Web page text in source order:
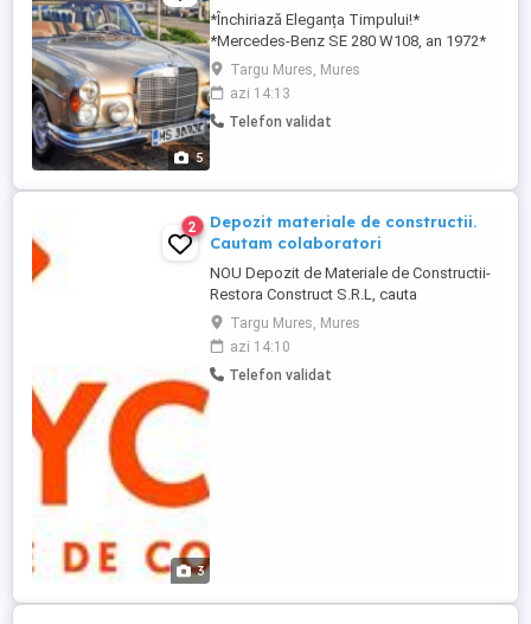
5
*Închiriază Eleganța Timpului!*
*Mercedes-Benz SE 280 W108, an 1972*
Pentru momente care merită să rămână
veșnice!!! Vrei ca evenimentul tău special
să fie cu adevărat memorabil? Alege
rafinamentul unei epoci de aur cu acest
Targu Mures, Mures
azi 14:13
Telefon validat
3
2
Depozit materiale de constructii.
Cautam colaboratori
NOU Depozit de Materiale de Constructii-
Restora Construct S.R.L, cauta
colaboratori in Tirgu Mures si judetul
Mures. Va asteptam cu sisteme de
tencuieli, hidroizolatii, finisaje si produse
speciale de calitate superioara-import
Targu Mures, Mures
azi 14:10
Telefon validat